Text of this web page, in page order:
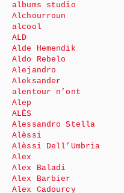
albums studio
Alchourroun
alcool
ALD
Alde Hemendik
Aldo Rebelo
Alejandro
Aleksander
alentour n’ont
Alep
ALÈS
Alessandro Stella
Alèssi
Alèssi Dell’Umbria
Alex
Alex Baladi
Alex Barbier
Alex Cadourcy